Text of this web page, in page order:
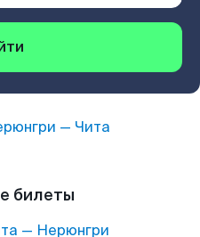
— Чита
билеты
— Нерюнгри